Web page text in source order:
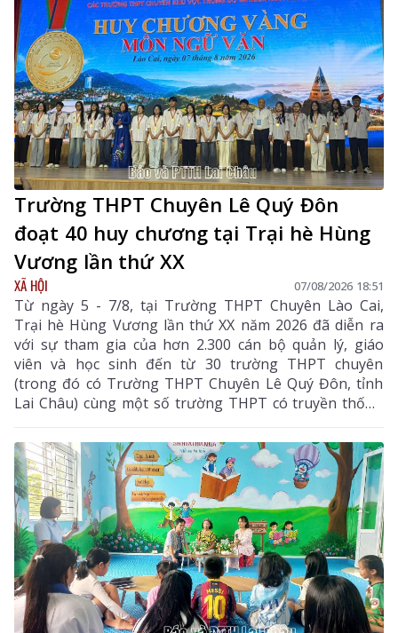
Trường THPT Chuyên Lê Quý Đôn
đoạt 40 huy chương tại Trại hè Hùng
Vương lần thứ XX
XÃ HỘI 07/08/2026 18:51
Từ ngày 5 - 7/8, tại Trường THPT Chuyên Lào Cai,
Trại hè Hùng Vương lần thứ XX năm 2026 đã diễn ra
với sự tham gia của hơn 2.300 cán bộ quản lý, giáo
viên và học sinh đến từ 30 trường THPT chuyên
(trong đó có Trường THPT Chuyên Lê Quý Đôn, tỉnh
Lai Châu) cùng một số trường THPT có truyền thống
chất lượng cao trên cả nước.